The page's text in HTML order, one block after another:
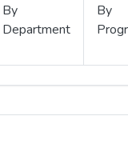
By
Department
By